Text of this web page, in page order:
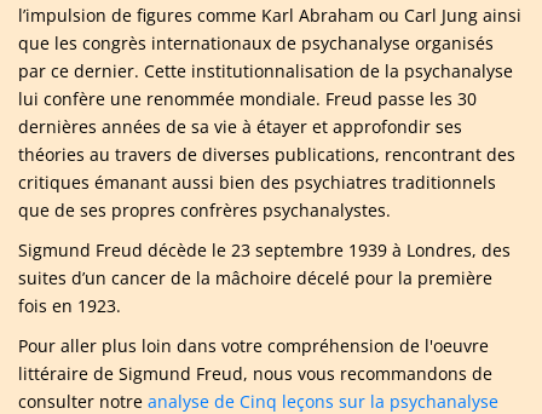
l’impulsion de figures comme Karl Abraham ou Carl Jung ainsi
que les congrès internationaux de psychanalyse organisés
par ce dernier. Cette institutionnalisation de la psychanalyse
lui confère une renommée mondiale. Freud passe les 30
dernières années de sa vie à étayer et approfondir ses
théories au travers de diverses publications, rencontrant des
critiques émanant aussi bien des psychiatres traditionnels
que de ses propres confrères psychanalystes.
Sigmund Freud décède le 23 septembre 1939 à Londres, des
suites d’un cancer de la mâchoire décelé pour la première
fois en 1923.
Pour aller plus loin dans votre compréhension de l'oeuvre
littéraire de Sigmund Freud, nous vous recommandons de
consulter notre analyse de Cinq leçons sur la psychanalyse